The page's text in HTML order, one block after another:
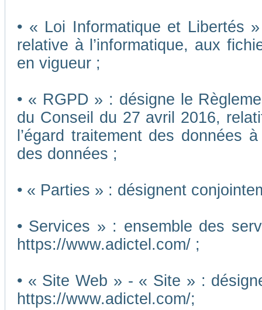
• « Loi Informatique et Libertés
relative à l’informatique, aux
en vigueur ;
• « RGPD » : désigne le
du Conseil du 27 avril 2016,
l’égard traitement des données
des données ;
• « Parties » : désignent
• Services » : ensemble des
https://www.adictel.com/ ;
• « Site Web » - « Site » :
https://www.adictel.com/;